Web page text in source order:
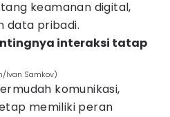
keamanan digital,
data pribadi.
interaksi tatap
Ivan Samkov)
komunikasi,
memiliki peran